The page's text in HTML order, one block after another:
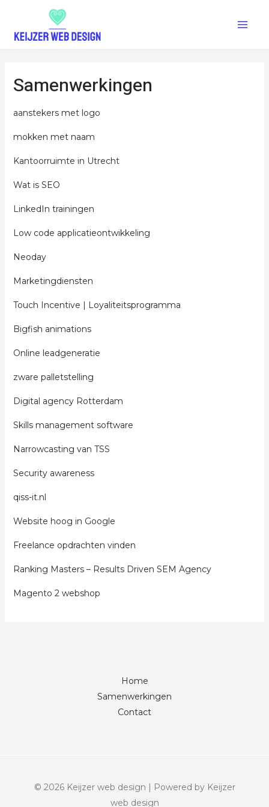
Samenwerkingen
aanstekers met logo
mokken met naam
Kantoorruimte in Utrecht
Wat is SEO
LinkedIn trainingen
Low code applicatie­ontwikkeling
Neoday
Marketingdiensten
Touch Incentive | Loyaliteitsprogramma
Bigfish animations
Online leadgeneratie
zware palletstelling
Digital agency Rotterdam
Skills management software
Narrowcasting van TSS
Security awareness
qiss-it.nl
Website hoog in Google
Freelance opdrachten vinden
Ranking Masters – Results Driven SEM Agency
Magento 2 webshop
Home
Samenwerkingen
Contact
© 2026 Keijzer web design | Powered by Keijzer
web design